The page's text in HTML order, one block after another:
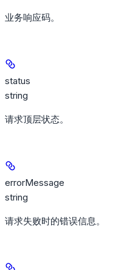
业务响应码。
status
string
请求顶层状态。
errorMessage
string
请求失败时的错误信息。